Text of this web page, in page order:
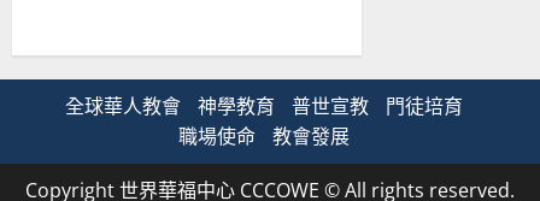
全球華人教會 神學教育 普世宣教
門徒培育
職場使命
教會發展
Copyright 世界華福中心 CCCOWE © All rights reserved.